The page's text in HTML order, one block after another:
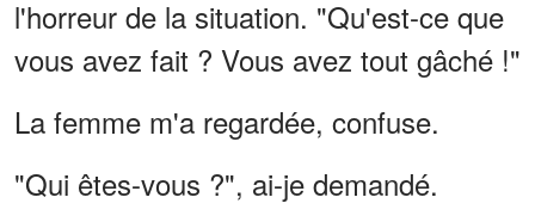
l'horreur de la situation. "Qu'est-ce que
vous avez fait ? Vous avez tout gâché !"
La femme m'a regardée, confuse.
"Qui êtes-vous ?", ai-je demandé.